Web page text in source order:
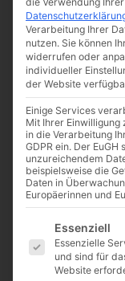
Verarbeitung Ihrer
nutzen. Sie können
widerrufen oder
individueller
der Website
Einige Services
Mit Ihrer Einwilligung
in die Verarbeitung
GDPR ein. Der
unzureichendem
beispielsweise die
Daten in
Europäerinnen und
Es folgt eine
Essenziell
Essenzielle
und sind für
Website